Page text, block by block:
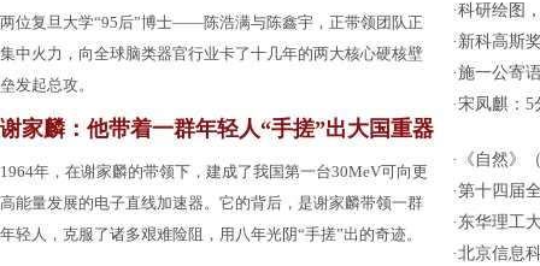
两位复旦大学“95后”博士——陈浩满与陈鑫宇，正带领团队正
集中火力，向全球脑类器官行业卡了十几年的两大核心硬核壁
垒发起总攻。
谢家麟：他带着一群年轻人“手搓”出大国重器
1964年，在谢家麟的带领下，建成了我国第一台30MeV可向更
高能量发展的电子直线加速器。它的背后，是谢家麟带领一群
年轻人，克服了诸多艰难险阻，用八年光阴“手搓”出的奇迹。
·科研绘图
· 新科高斯
·施一公寄
·宋凤麒：5
·
《自然》
·第十四届
· 东华理工
·北京信息